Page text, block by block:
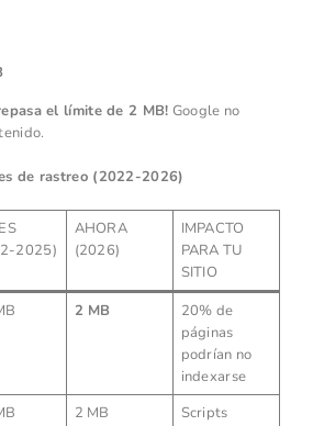
el límite de 2 MB! Google no
de rastreo (2022-2026)
2025)
AHORA
(2026)
IMPACTO
PARA TU
SITIO
2 MB
20% de
páginas
podrían no
indexarse
2 MB
Scripts